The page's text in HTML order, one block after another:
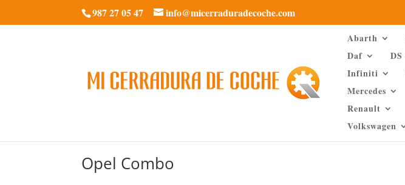
987 27 05 47 info@micerraduradecoche.com
Abarth
Daf
DS
Infiniti
Mercedes
Renault
Volkswagen
Opel Combo